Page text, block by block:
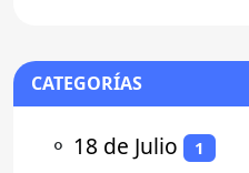
CATEGORÍAS
⚬ 18 de Julio 1